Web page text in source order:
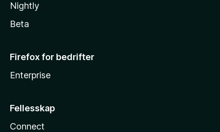
Nightly
Beta
Firefox for bedrifter
Enterprise
Fellesskap
Connect